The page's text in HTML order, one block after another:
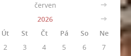
červen
>>
2026
>>
Út St Čt Pá So
Ne
2 3 4 5 6
7